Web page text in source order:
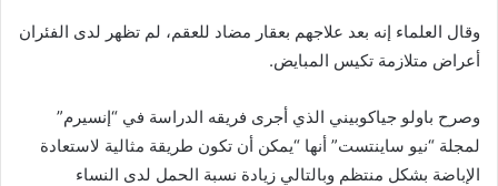
وقال العلماء إنه بعد علاجهم بعقار مضاد للعقم، لم تظهر لدى الفئران
أعراض متلازمة تكيس المبايض.
وصرح باولو جياكوبيني الذي أجرى فريقه الدراسة في “إنسيرم”
لمجلة “نيو ساينتست” أنها “يمكن أن تكون طريقة مثالية لاستعادة
الإباضة بشكل منتظم وبالتالي زيادة نسبة الحمل لدى النساء